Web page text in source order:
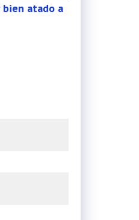
atado a